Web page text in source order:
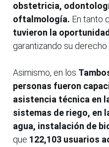
obstetricia,
oftalmología. En tanto
tuvieron la
garantizando su derecho
Asimismo, en los
personas fueron
asistencia técnica en
sistemas de riego, en
agua, instalación de
que 122,103 usuarios